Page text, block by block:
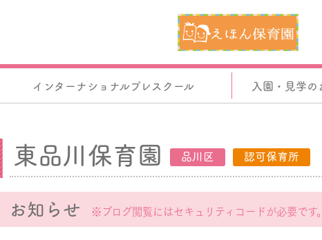
インターナショナルプレスクール 入園・見学の
東品川保育園 品川区 認可保育所
お知らせ ※ブログ閲覧にはセキュリティコードが必要です